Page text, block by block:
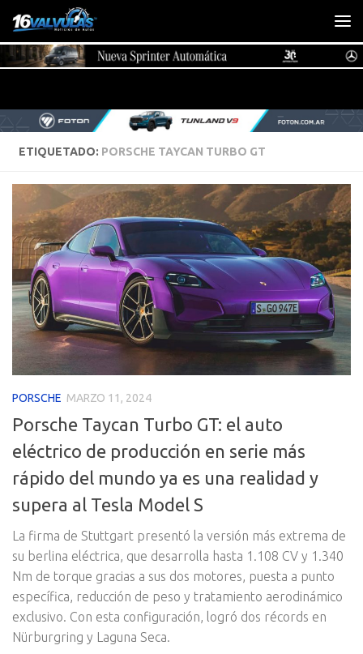
Saltar al contenido
ETIQUETADO: PORSCHE TAYCAN TURBO GT
PORSCHE MARZO 11, 2024
Porsche Taycan Turbo GT: el auto
eléctrico de producción en serie más
rápido del mundo ya es una realidad y
supera al Tesla Model S
La firma de Stuttgart presentó la versión más extrema de
su berlina eléctrica, que desarrolla hasta 1.108 CV y 1.340
Nm de torque gracias a sus dos motores, puesta a punto
específica, reducción de peso y tratamiento aerodinámico
exclusivo. Con esta configuración, logró dos récords en
Nürburgring y Laguna Seca.